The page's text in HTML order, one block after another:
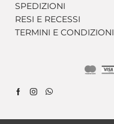
SPEDIZIONI
RESI E RECESSI
TERMINI E CONDIZIONI